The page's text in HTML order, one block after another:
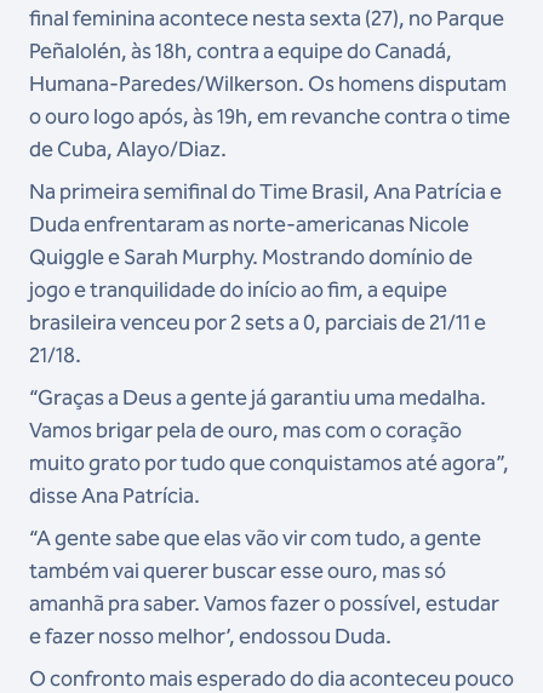
final feminina acontece nesta sexta (27), no Parque
Peñalolén, às 18h, contra a equipe do Canadá,
Humana-Paredes/Wilkerson. Os homens disputam
o ouro logo após, às 19h, em revanche contra o time
de Cuba, Alayo/Diaz.
Na primeira semifinal do Time Brasil, Ana Patrícia e
Duda enfrentaram as norte-americanas Nicole
Quiggle e Sarah Murphy. Mostrando domínio de
jogo e tranquilidade do início ao fim, a equipe
brasileira venceu por 2 sets a 0, parciais de 21/11 e
21/18.
“Graças a Deus a gente já garantiu uma medalha.
Vamos brigar pela de ouro, mas com o coração
muito grato por tudo que conquistamos até agora”,
disse Ana Patrícia.
“A gente sabe que elas vão vir com tudo, a gente
também vai querer buscar esse ouro, mas só
amanhã pra saber. Vamos fazer o possível, estudar
e fazer nosso melhor’, endossou Duda.
O confronto mais esperado do dia aconteceu pouco